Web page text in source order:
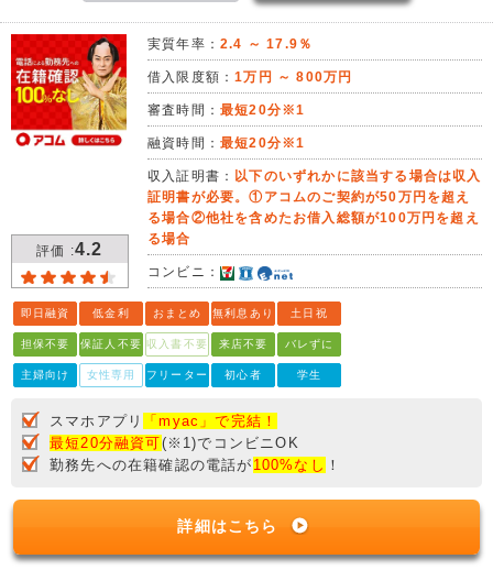
評価 :4.2
実質年率： 2.4 ～ 17.9％
借入限度額：1万円 ～ 800万円
審査時間： 最短20分※1
融資時間： 最短20分※1
収入証明書： 以下のいずれかに該当する場合は収入
証明書が必要。①アコムのご契約が50万円を超え
る場合②他社を含めたお借入総額が100万円を超え
る場合
コンビニ：
即日融資 低金利 おまとめ 無利息あり 土日祝
担保不要 保証人不要 収入書不要 来店不要 バレずに
主婦向け 女性専用 フリーター 初心者 学生
スマホアプリ
「myac」で完結！
最短20分融資可(※1)でコンビニOK
勤務先への在籍確認の電話が 100%なし ！
詳細はこちら